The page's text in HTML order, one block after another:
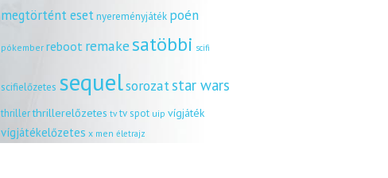
megtörtént esetnyereményjáték poén
pókember reboot remakesatöbbi scifi
scifielőzetes sequelsorozatstar wars
thrillerthrillerelőzetes tv tv spot uip vígjáték
vígjátékelőzetes x men életrajz